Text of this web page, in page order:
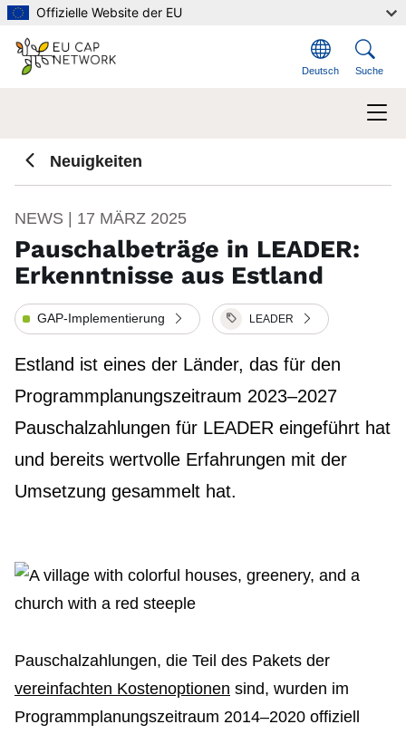
Direkt zum Inhalt
Offizielle Website der EU
Deutsch Suche
Neuigkeiten
NEWS | 17 MÄRZ 2025
Pauschalbeträge in LEADER:
Erkenntnisse aus Estland
GAP-Implementierung LEADER
Estland ist eines der Länder, das für den
Programmplanungszeitraum 2023–2027
Pauschalzahlungen für LEADER eingeführt hat
und bereits wertvolle Erfahrungen mit der
Umsetzung gesammelt hat.
Pauschalzahlungen, die Teil des Pakets der
vereinfachten Kostenoptionen sind, wurden im
Programmplanungszeitraum 2014–2020 offiziell